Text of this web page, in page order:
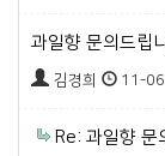
과일향 문의드립
김경희 11-06
Re: 과일향 문